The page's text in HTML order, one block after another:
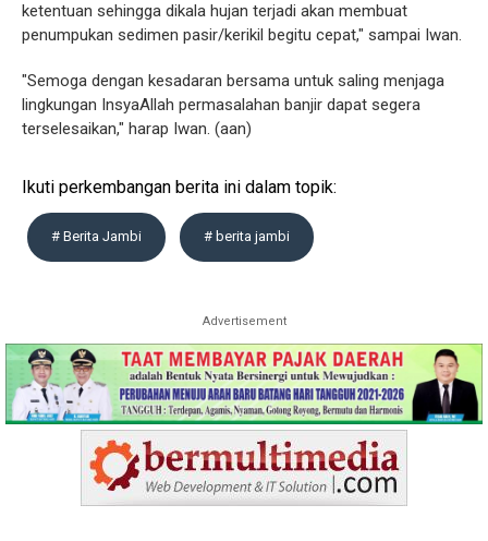
ketentuan sehingga dikala hujan terjadi akan membuat
penumpukan sedimen pasir/kerikil begitu cepat," sampai Iwan.
"Semoga dengan kesadaran bersama untuk saling menjaga
lingkungan InsyaAllah permasalahan banjir dapat segera
terselesaikan," harap Iwan. (aan)
Ikuti perkembangan berita ini dalam topik:
# Berita Jambi # berita jambi
Advertisement